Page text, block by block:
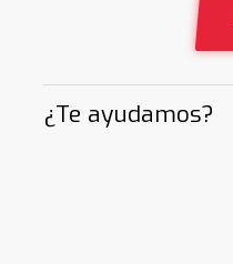
¿Te ayudamos?